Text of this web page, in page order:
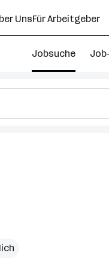
UnsFür Arbeitgeber
Jobsuche